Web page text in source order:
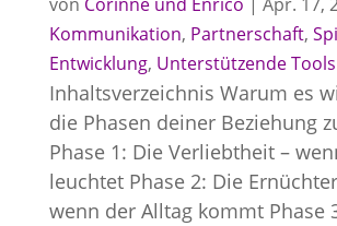
Kommunikation, Partnerschaft,
Entwicklung, Unterstützende Tools
Inhaltsverzeichnis Warum es
die Phasen deiner Beziehung
Phase 1: Die Verliebtheit –
leuchtet Phase 2: Die
wenn der Alltag kommt Phase